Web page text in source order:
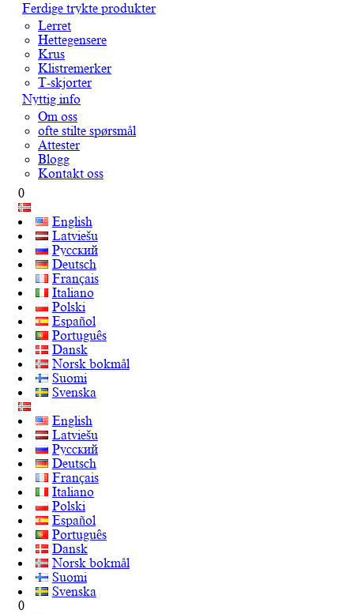
Ferdige trykte produkter
Lerret
Hettegensere
Krus
Klistremerker
T-skjorter
Nyttig info
Om oss
ofte stilte spørsmål
Attester
Blogg
Kontakt oss
0
English
Latviešu
Русский
Deutsch
Français
Italiano
Polski
Español
Português
Dansk
Norsk bokmål
Suomi
Svenska
English
Latviešu
Русский
Deutsch
Français
Italiano
Polski
Español
Português
Dansk
Norsk bokmål
Suomi
Svenska
0